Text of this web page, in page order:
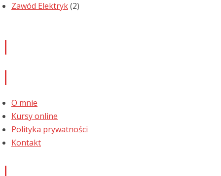
Zawód Elektryk(2)
O mnie
Kursy online
Polityka prywatności
Kontakt